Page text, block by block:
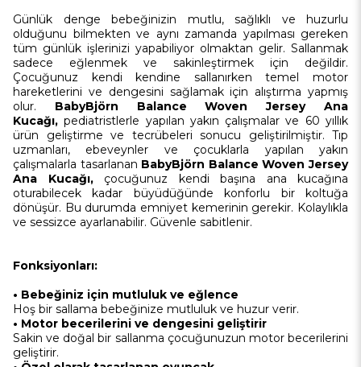
Günlük denge bebeğinizin mutlu, sağlıklı ve huzurlu
olduğunu bilmekten ve aynı zamanda yapılması gereken
tüm günlük işlerinizi yapabiliyor olmaktan gelir. Sallanmak
sadece eğlenmek ve sakinleştirmek için değildir.
Çocuğunuz kendi kendine sallanırken temel motor
hareketlerini ve dengesini sağlamak için alıştırma yapmış
olur. BabyBjörn Balance Woven Jersey Ana
Kucağı,pediatristlerle yapılan yakın çalışmalar ve 60 yıllık
ürün geliştirme ve tecrübeleri sonucu geliştirilmiştir. Tıp
uzmanları, ebeveynler ve çocuklarla yapılan yakın
çalışmalarla tasarlanan BabyBjörn Balance Woven Jersey
Ana Kucağı, çocuğunuz kendi başına ana kucağına
oturabilecek kadar büyüdüğünde konforlu bir koltuğa
dönüşür. Bu durumda emniyet kemerinin gerekir. Kolaylıkla
ve sessizce ayarlanabilir. Güvenle sabitlenir.
Fonksiyonları:
• Bebeğiniz için mutluluk ve eğlence
Hoş bir sallama bebeğinize mutluluk ve huzur verir.
• Motor becerilerini ve dengesini geliştirir
Sakin ve doğal bir sallanma çocuğunuzun motor becerilerini
geliştirir.